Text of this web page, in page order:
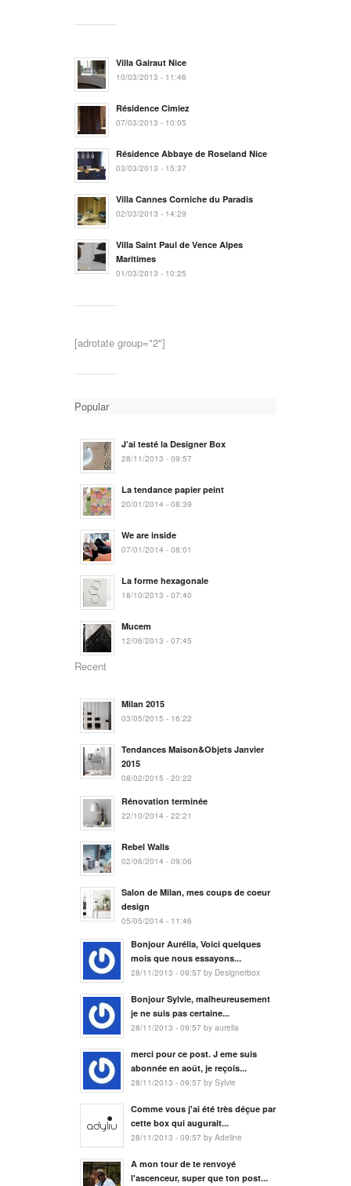
Villa Gairaut Nice
10/03/2013 - 11:46
Résidence Cimiez
07/03/2013 - 10:05
Résidence Abbaye de Roseland Nice
03/03/2013 - 15:37
Villa Cannes Corniche du Paradis
02/03/2013 - 14:29
Villa Saint Paul de Vence Alpes
Maritimes
01/03/2013 - 10:25
[adrotate group="2"]
Popular
J’ai testé la Designer Box
28/11/2013 - 09:57
La tendance papier peint
20/01/2014 - 08:39
We are inside
07/01/2014 - 08:01
La forme hexagonale
18/10/2013 - 07:40
Mucem
12/06/2013 - 07:45
Recent
Milan 2015
03/05/2015 - 16:22
Tendances Maison&Objets Janvier
2015
08/02/2015 - 20:22
Rénovation terminée
22/10/2014 - 22:21
Rebel Walls
02/06/2014 - 09:06
Salon de Milan, mes coups de coeur
design
05/05/2014 - 11:46
Bonjour Aurélia, Voici quelques
mois que nous essayons...
28/11/2013 - 09:57 by Designerbox
Bonjour Sylvie, malheureusement
je ne suis pas certaine...
28/11/2013 - 09:57 by aurelia
merci pour ce post. J eme suis
abonnée en août, je reçois...
28/11/2013 - 09:57 by Sylvie
Comme vous j'ai été très déçue par
cette box qui augurait...
28/11/2013 - 09:57 by Adeline
A mon tour de te renvoyé
l'ascenceur, super que ton post...